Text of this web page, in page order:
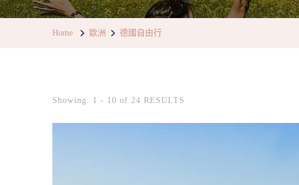
Home 歐洲 德國自由行
Showing: 1 - 10 of 24 RESULTS